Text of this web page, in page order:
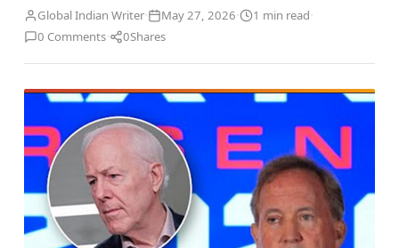
Global Indian Writer· May 27, 2026· 1 min read·
0 Comments· 0Shares